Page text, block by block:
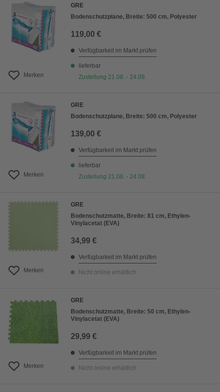
Merken
GRE
Bodenschutzplane, Breite: 500 cm, Polyester
119,00 €
Verfügbarkeit im Markt prüfen
lieferbar
Zustellung 21.08. - 24.08.
Merken
GRE
Bodenschutzplane, Breite: 500 cm, Polyester
139,00 €
Verfügbarkeit im Markt prüfen
lieferbar
Zustellung 21.08. - 24.08.
Merken
GRE
Bodenschutzmatte, Breite: 81 cm, Ethylen-
Vinylacetat (EVA)
34,99 €
Verfügbarkeit im Markt prüfen
Nicht online erhältlich
Merken
GRE
Bodenschutzmatte, Breite: 50 cm, Ethylen-
Vinylacetat (EVA)
29,99 €
Verfügbarkeit im Markt prüfen
Nicht online erhältlich